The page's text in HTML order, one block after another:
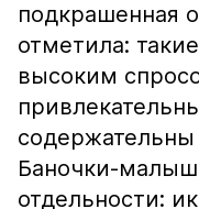
подкрашенная
отметила:
высоким
содержательны
Баночки-
отдельности: